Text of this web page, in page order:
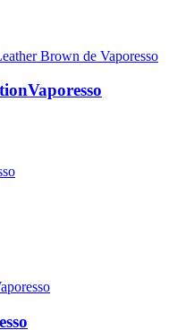
Vaporesso